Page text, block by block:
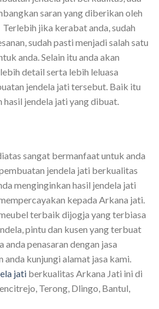
saran yang diberikan oleh
jika kerabat anda, sudah
sudah pasti menjadi salah satu
anda. Selain itu anda akan
detail serta lebih leluasa
jendela jati tersebut. Baik itu
hasil jendela jati yang dibuat.
sangat bermanfaat untuk anda
jendela jati berkualitas
menginginkan hasil jendela jati
kepada Arkana jati.
terbaik dijogja yang terbiasa
pintu dan kusen yang terbuat
penasaran dengan jasa
anda kunjungi alamat jasa kami.
jati berkualitas Arkana Jati ini di
Terong, Dlingo, Bantul,